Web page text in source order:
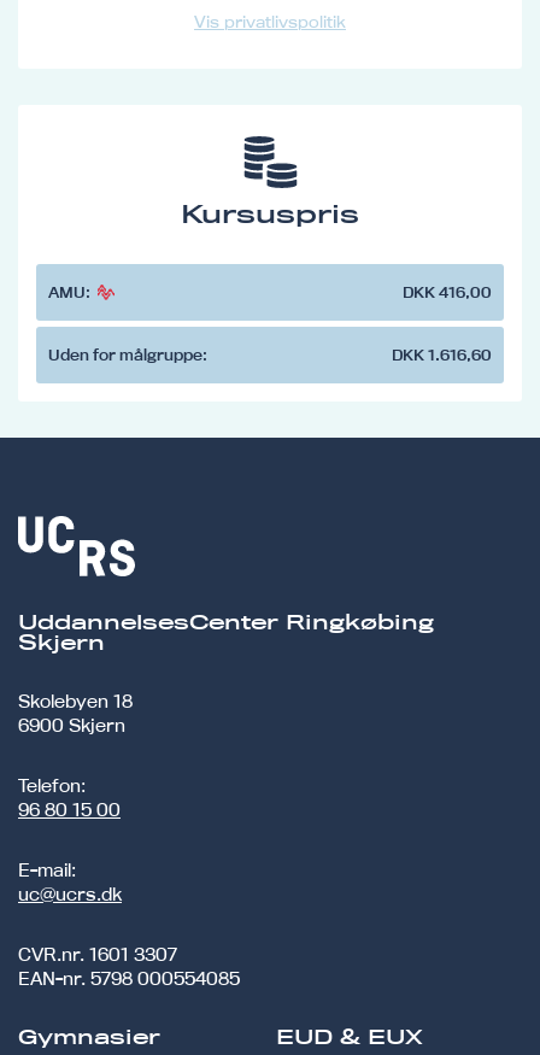
Vis privatlivspolitik
Kursuspris
AMU: DKK 416,00
Uden for målgruppe: DKK 1.616,60
UddannelsesCenter Ringkøbing
Skjern
Skolebyen 18
6900 Skjern
Telefon:
96 80 15 00
E-mail:
uc@ucrs.dk
CVR.nr. 1601 3307
EAN-nr. 5798 000554085
Gymnasier
EUD & EUX